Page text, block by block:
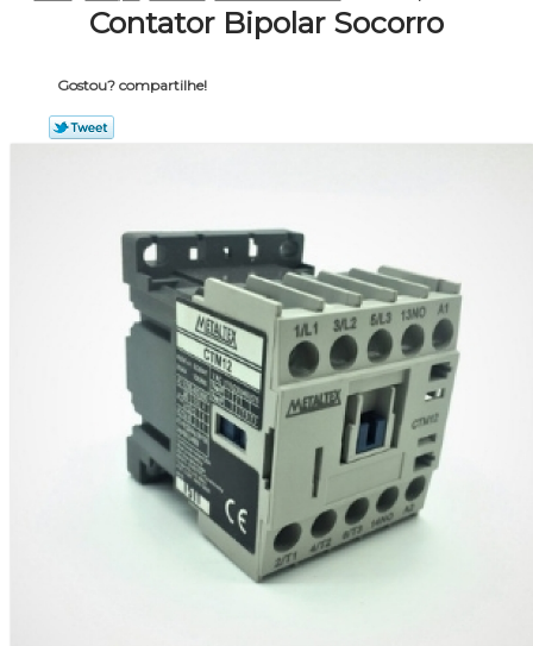
Contator Bipolar Socorro
Gostou? compartilhe!